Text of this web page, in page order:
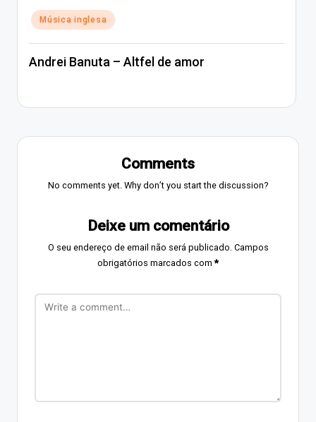
Posted
in
Música inglesa
Andrei Banuta – Altfel de amor
Comments
No comments yet. Why don’t you start the discussion?
Deixe um comentário
O seu endereço de email não será publicado. Campos
obrigatórios marcados com*